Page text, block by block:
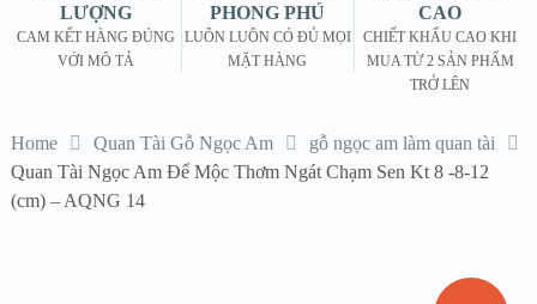
LƯỢNG
CAM KẾT HÀNG ĐÚNG
VỚI MÔ TẢ
PHONG PHÚ
LUÔN LUÔN CÓ ĐỦ MỌI
MẶT HÀNG
CAO
CHIẾT KHẤU CAO KHI
MUA TỪ 2 SẢN PHẨM
TRỞ LÊN
Home Quan Tài Gỗ Ngọc Am
gỗ ngọc am làm quan tài
Quan Tài Ngọc Am Để Mộc Thơm Ngát Chạm Sen Kt 8 -8-12
(cm) – AQNG 14